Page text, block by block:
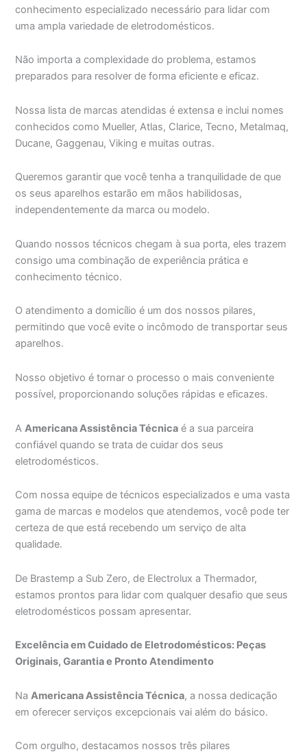
conhecimento especializado necessário para lidar com
uma ampla variedade de eletrodomésticos.
Não importa a complexidade do problema, estamos
preparados para resolver de forma eficiente e eficaz.
Nossa lista de marcas atendidas é extensa e inclui nomes
conhecidos como Mueller, Atlas, Clarice, Tecno, Metalmaq,
Ducane, Gaggenau, Viking e muitas outras.
Queremos garantir que você tenha a tranquilidade de que
os seus aparelhos estarão em mãos habilidosas,
independentemente da marca ou modelo.
Quando nossos técnicos chegam à sua porta, eles trazem
consigo uma combinação de experiência prática e
conhecimento técnico.
O atendimento a domicílio é um dos nossos pilares,
permitindo que você evite o incômodo de transportar seus
aparelhos.
Nosso objetivo é tornar o processo o mais conveniente
possível, proporcionando soluções rápidas e eficazes.
A Americana Assistência Técnica é a sua parceira
confiável quando se trata de cuidar dos seus
eletrodomésticos.
Com nossa equipe de técnicos especializados e uma vasta
gama de marcas e modelos que atendemos, você pode ter
certeza de que está recebendo um serviço de alta
qualidade.
De Brastemp a Sub Zero, de Electrolux a Thermador,
estamos prontos para lidar com qualquer desafio que seus
eletrodomésticos possam apresentar.
Excelência em Cuidado de Eletrodomésticos: Peças
Originais, Garantia e Pronto Atendimento
NaAmericana Assistência Técnica, a nossa dedicação
em oferecer serviços excepcionais vai além do básico.
Com orgulho, destacamos nossos três pilares